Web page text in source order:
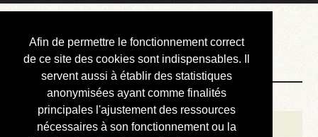
Afin de permettre le fonctionnement correct
de ce site des cookies sont indispensables. Il
servent aussi à établir des statistiques
anonymisées ayant comme finalités
principales l'ajustement des ressources
nécessaires à son fonctionnement ou la
Courbis, « LE »
Blog Officiel
Bienvenue
Réalisations